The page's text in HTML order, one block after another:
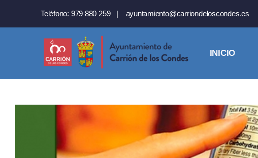
Teléfono: 979 880 259 | ayuntamiento@carriondeloscondes.es
INICIO